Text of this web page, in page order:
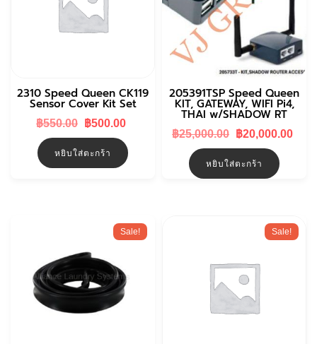
2310 Speed Queen CK119
Sensor Cover Kit Set
฿550.00 Original
฿550.00.
฿500.00
หยิบใส่ตะกร้า
205391TSP Speed Queen
KIT, GATEWAY, WIFI Pi4,
THAI w/SHADOW RT
฿25,000.00 Original
฿25,000.00.
฿20,000.00
หยิบใส่ตะกร้า
Sale! Sale!